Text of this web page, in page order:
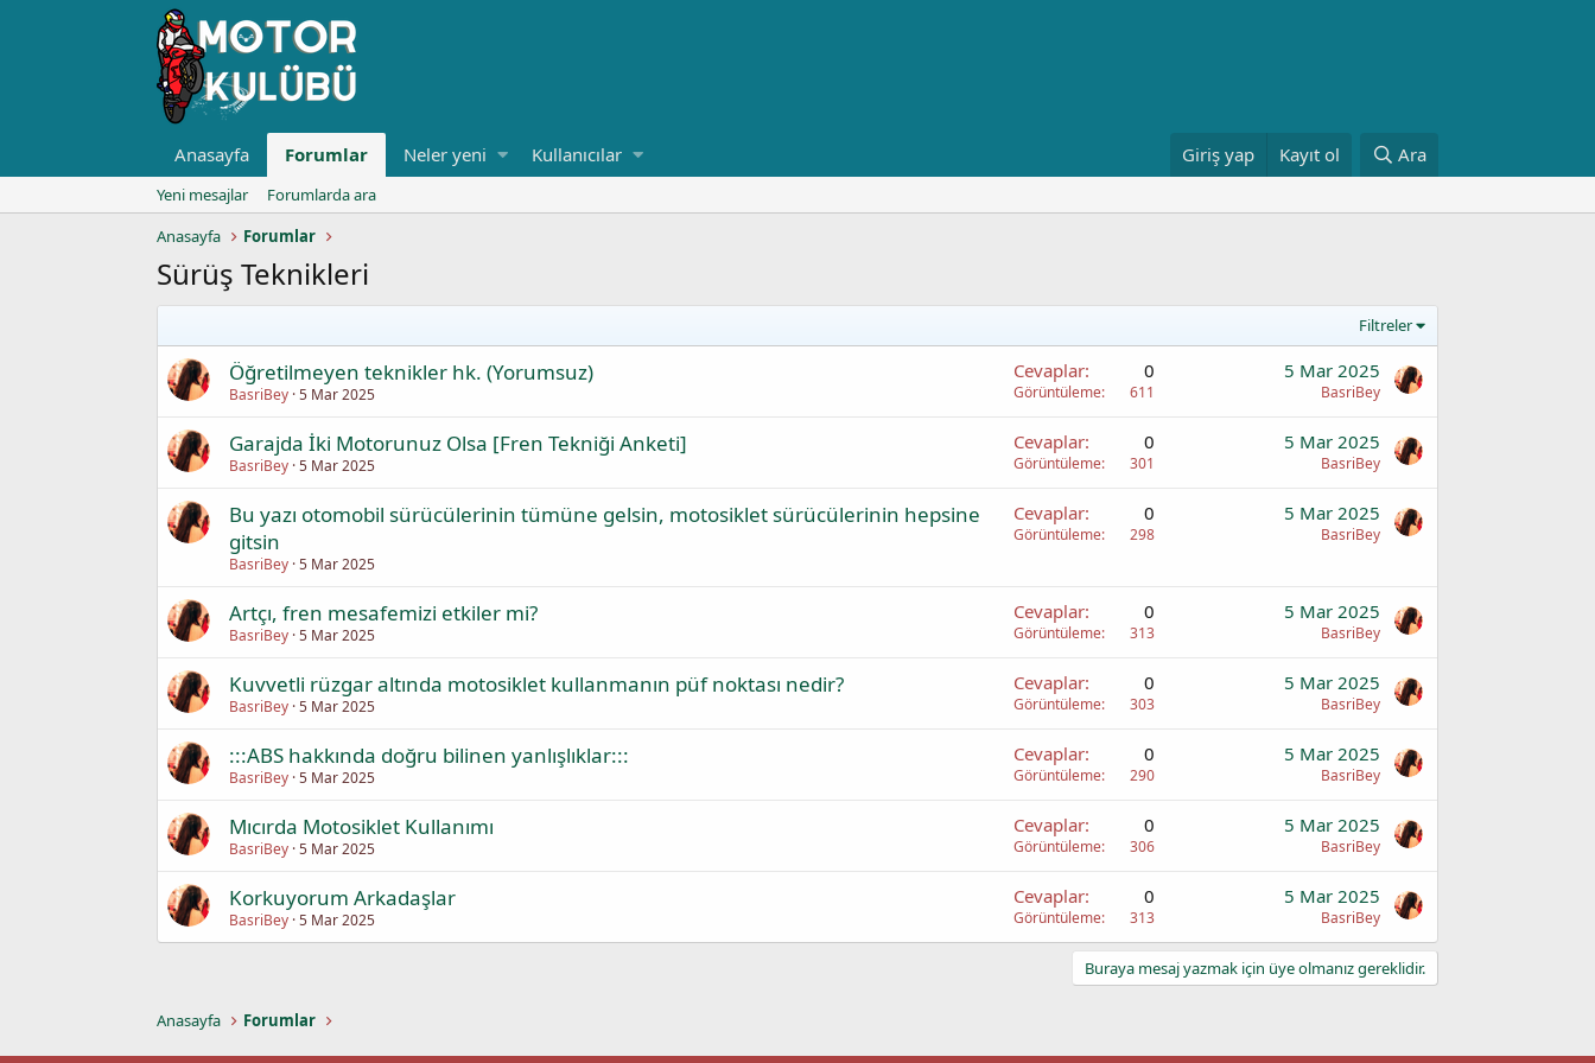
Anasayfa Forumlar Neler yeni Kullanıcılar Giriş yap Kayıt ol Ara
Yeni mesajlar
Forumlarda ara
Anasayfa
Forumlar
Sürüş Teknikleri
Filtreler
Öğretilmeyen teknikler hk. (Yorumsuz)
BasriBey 5 Mar 2025
Cevaplar 0
Görüntüleme 611
5 Mar 2025
BasriBey
Garajda İki Motorunuz Olsa [Fren Tekniği Anketi]
BasriBey 5 Mar 2025
Cevaplar 0
Görüntüleme 301
5 Mar 2025
BasriBey
Bu yazı otomobil sürücülerinin tümüne gelsin, motosiklet sürücülerinin hepsine
gitsin
BasriBey 5 Mar 2025
Cevaplar 0
Görüntüleme 298
5 Mar 2025
BasriBey
Artçı, fren mesafemizi etkiler mi?
BasriBey 5 Mar 2025
Cevaplar 0
Görüntüleme 313
5 Mar 2025
BasriBey
Kuvvetli rüzgar altında motosiklet kullanmanın püf noktası nedir?
BasriBey 5 Mar 2025
Cevaplar 0
Görüntüleme 303
5 Mar 2025
BasriBey
:::ABS hakkında doğru bilinen yanlışlıklar:::
BasriBey 5 Mar 2025
Cevaplar 0
Görüntüleme 290
5 Mar 2025
BasriBey
Mıcırda Motosiklet Kullanımı
BasriBey 5 Mar 2025
Cevaplar 0
Görüntüleme 306
5 Mar 2025
BasriBey
Korkuyorum Arkadaşlar
BasriBey 5 Mar 2025
Cevaplar 0
Görüntüleme 313
5 Mar 2025
BasriBey
Buraya mesaj yazmak için üye olmanız gereklidir.
Anasayfa Forumlar